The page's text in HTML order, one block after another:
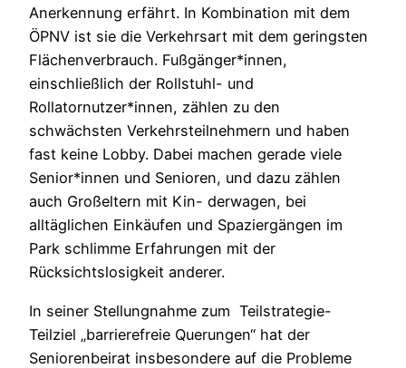
Anerkennung erfährt. In Kombination mit dem
ÖPNV ist sie die Verkehrsart mit dem geringsten
Flächenverbrauch. Fußgänger*innen,
einschließlich der Rollstuhl- und
Rollatornutzer*innen, zählen zu den
schwächsten Verkehrsteilnehmern und haben
fast keine Lobby. Dabei machen gerade viele
Senior*innen und Senioren, und dazu zählen
auch Großeltern mit Kin- derwagen, bei
alltäglichen Einkäufen und Spaziergängen im
Park schlimme Erfahrungen mit der
Rücksichtslosigkeit anderer.
In seiner Stellungnahme zum Teilstrategie-
Teilziel „barrierefreie Querungen“ hat der
Seniorenbeirat insbesondere auf die Probleme